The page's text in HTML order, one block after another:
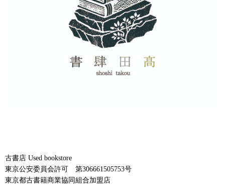
古書店 Used bookstore
東京公安委員会許可 第306661505753号
東京都古書籍商業協同組合加盟店